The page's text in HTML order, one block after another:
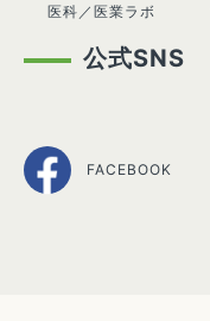
医科／医業ラボ
公式SNS
FACEBOOK